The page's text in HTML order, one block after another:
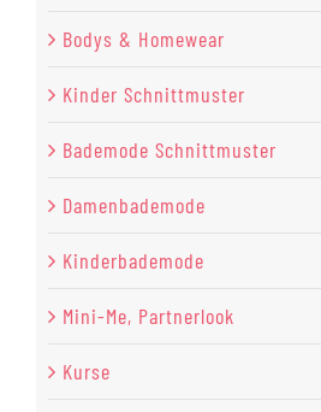
Bodys & Homewear
Kinder Schnittmuster
Bademode Schnittmuster
Damenbademode
Kinderbademode
Mini-Me, Partnerlook
Kurse